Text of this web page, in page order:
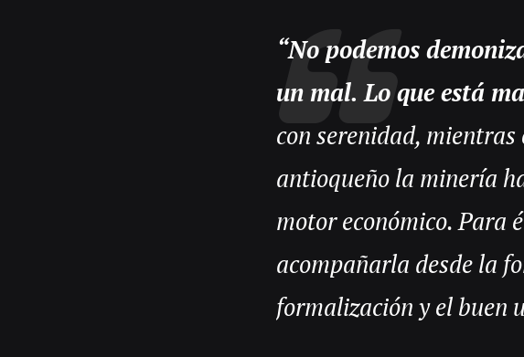
“No podemos
un mal. Lo que está
con serenidad, mientras
antioqueño la minería
motor económico. Para
acompañarla desde la
formalización y el buen